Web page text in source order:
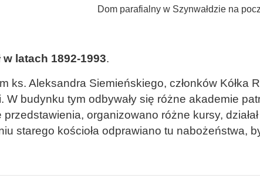
Dom parafialny w Szynwałdzie na
latach 1892-1993.
ks. Aleksandra Siemieńskiego, członków
W budynku tym odbywały się różne akademie
organizowano różne kursy,
starego kościoła odprawiano tu nabożeństwa,